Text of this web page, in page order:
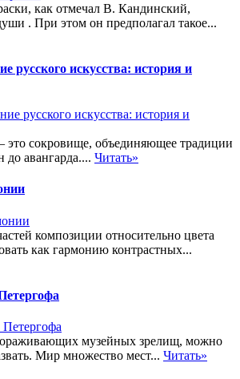
как отмечал В. Кандинский,
. При этом он предполагал такое...
русского искусства: история и
это сокровище, объединяющее традиции
авангарда.... Читать»
композиции относительно цвета
как гармонию контрастных...
музейных зрелищ, можно
Мир множество мест... Читать»